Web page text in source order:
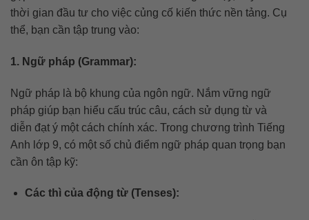
thời gian đầu tư cho việc củng cố kiến thức nền tảng. Cụ
thể, bạn cần tập trung vào:
1. Ngữ pháp (Grammar):
Ngữ pháp là bộ khung của ngôn ngữ. Nắm vững ngữ
pháp giúp bạn hiểu cấu trúc câu, cách sử dụng từ và
diễn đạt ý một cách chính xác. Trong chương trình Tiếng
Anh lớp 9, có một số chủ điểm ngữ pháp quan trọng bạn
cần ôn tập kỹ:
Các thì của động từ (Tenses):